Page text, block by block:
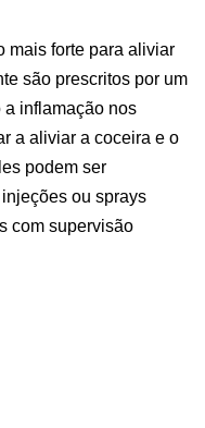
mais forte para aliviar
são prescritos por um
inflamação nos
a aliviar a coceira e o
podem ser
ou sprays
com supervisão